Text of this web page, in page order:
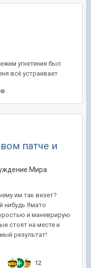
угнетения был
всё устраивает
патче и
Мира
им так везет?
нибудь Ямато
и маневрирую
стоят на месте и
результат!
12